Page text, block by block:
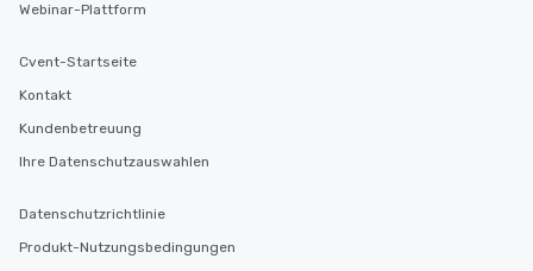
Webinar-Plattform
Cvent-Startseite
Kontakt
Kundenbetreuung
Ihre Datenschutzauswahlen
Datenschutzrichtlinie
Produkt-Nutzungsbedingungen